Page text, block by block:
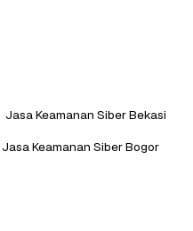
Jasa Keamanan Siber Bekasi
Jasa Keamanan Siber Bogor